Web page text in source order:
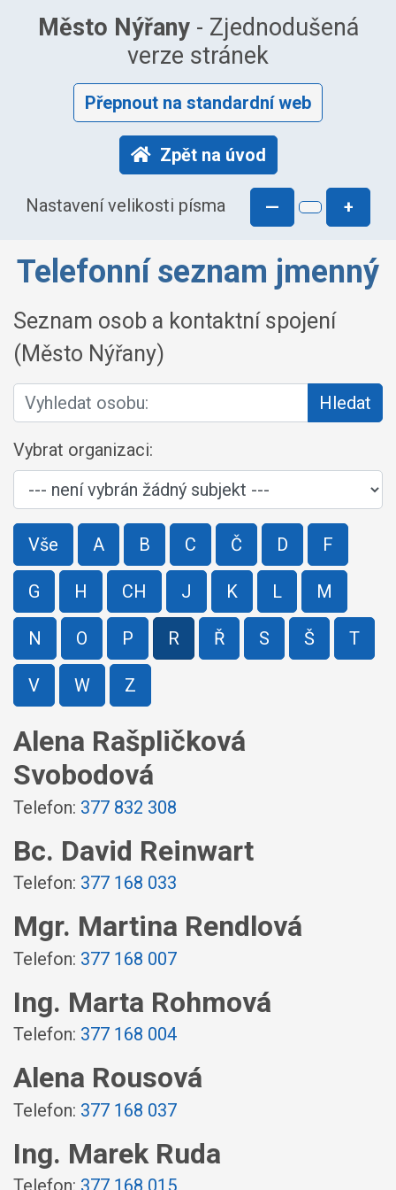
Město Nýřany- Zjednodušená
verze stránek
Přepnout na standardní web
Zpět na úvod
Nastavení velikosti písma — +
Telefonní seznam jmenný
Seznam osob a kontaktní spojení
(Město Nýřany)
Vyhledat osobu: Hledat
Vybrat organizaci:
Vše A B C Č D F
G H CH J K L M
N O P R Ř S Š T
V W Z
Alena Rašpličková
Svobodová
Telefon: 377 832 308
Bc. David Reinwart
Telefon: 377 168 033
Mgr. Martina Rendlová
Telefon: 377 168 007
Ing. Marta Rohmová
Telefon: 377 168 004
Alena Rousová
Telefon: 377 168 037
Ing. Marek Ruda
Telefon: 377 168 015